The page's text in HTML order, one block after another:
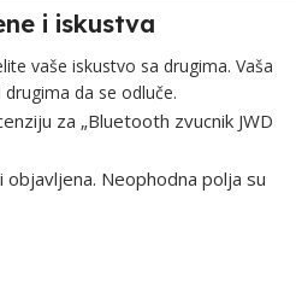
i iskustva
vaše iskustvo sa drugima. Vaša
da se odluče.
za „Bluetooth zvucnik JWD
objavljena. Neophodna polja su